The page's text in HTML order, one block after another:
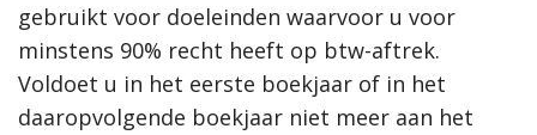
gebruikt voor doeleinden waarvoor u voor
minstens 90% recht heeft op btw-aftrek.
Voldoet u in het eerste boekjaar of in het
daaropvolgende boekjaar niet meer aan het